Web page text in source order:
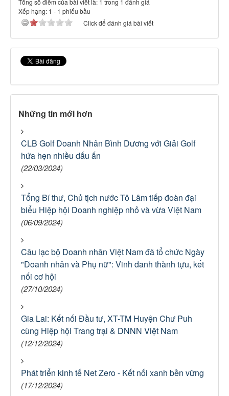
Tổng số điểm của bài viết là: 1 trong 1 đánh giá
Xếp hạng: 1 - 1 phiếu bầu
Click để đánh giá bài viết
Những tin mới hơn
CLB Golf Doanh Nhân Bình Dương với Giải Golf
hứa hẹn nhiều dấu ấn
(22/03/2024)
Tổng Bí thư, Chủ tịch nước Tô Lâm tiếp đoàn đại
biểu Hiệp hội Doanh nghiệp nhỏ và vừa Việt Nam
(06/09/2024)
Câu lạc bộ Doanh nhân Việt Nam đã tổ chức Ngày
"Doanh nhân và Phụ nữ": Vinh danh thành tựu, kết
nối cơ hội
(27/10/2024)
Gia Lai: Kết nối Đầu tư, XT-TM Huyện Chư Puh
cùng Hiệp hội Trang trại & DNNN Việt Nam
(12/12/2024)
Phát triển kinh tế Net Zero - Kết nối xanh bền vững
(17/12/2024)